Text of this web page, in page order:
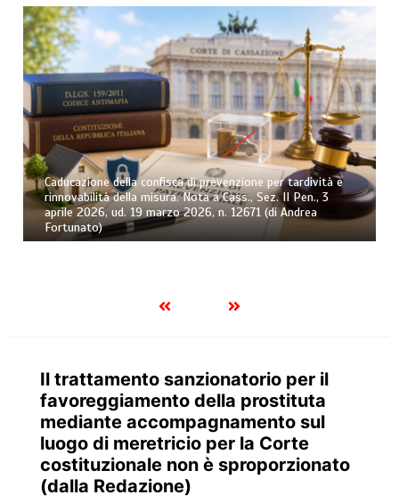
Caducazione della confisca di prevenzione per tardività e
rinnovabilità della misura. Nota a Cass., Sez. II Pen., 3
aprile 2026, ud. 19 marzo 2026, n. 12671 (di Andrea
Fortunato)
Il trattamento sanzionatorio per il
favoreggiamento della prostituta
mediante accompagnamento sul
luogo di meretricio per la Corte
costituzionale non è sproporzionato
(dalla Redazione)